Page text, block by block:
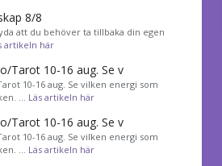
8/8
att du behöver ta tillbaka din egen
artikeln här
Tarot 10-16 aug. Se v
10-16 aug. Se vilken energi som
… Läs artikeln här
Tarot 10-16 aug. Se v
10-16 aug. Se vilken energi som
… Läs artikeln här